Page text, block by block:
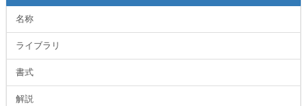
名称
ライブラリ
書式
解説